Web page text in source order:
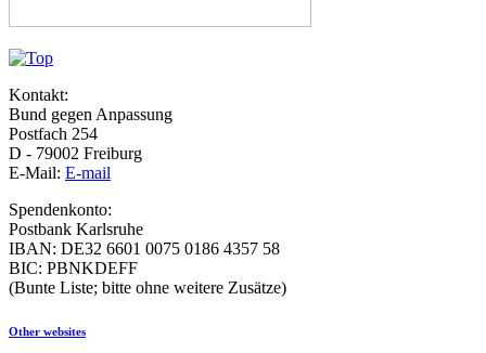
Kontakt:
Bund gegen Anpassung
Postfach 254
D - 79002 Freiburg
E-Mail: E-mail
Spendenkonto:
Postbank Karlsruhe
IBAN: DE32 6601 0075 0186 4357 58
BIC: PBNKDEFF
(Bunte Liste; bitte ohne weitere Zusätze)
Other websites